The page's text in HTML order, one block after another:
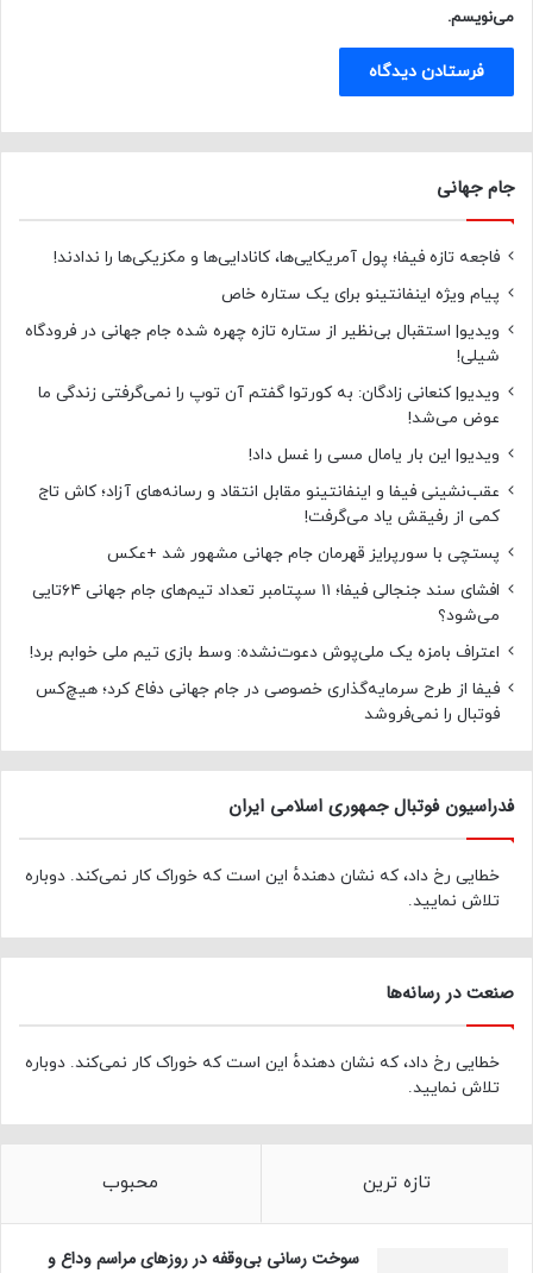
می‌نویسم.
جام جهانی
فاجعه تازه فیفا؛ پول آمریکایی‌ها، کانادایی‌ها و مکزیکی‌ها را ندادند!
پیام ویژه اینفانتینو برای یک ستاره خاص
ویدیو| استقبال بی‌نظیر از ستاره تازه چهره شده جام جهانی در فرودگاه
شیلی!
ویدیو| کنعانی زادگان: به کورتوا گفتم آن توپ را نمی‌گرفتی زندگی ما
عوض می‌شد!
ویدیو| این بار یامال مسی را غسل داد!
عقب‌نشینی فیفا و اینفانتینو مقابل انتقاد و رسانه‌های آزاد؛ کاش تاج
کمی از رفیقش یاد می‌گرفت!
پستچی با سورپرایز قهرمان جام جهانی مشهور شد +عکس
افشای سند جنجالی فیفا؛ ۱۱ سپتامبر تعداد تیم‌های جام جهانی ۶۴تایی
می‌شود؟
اعتراف بامزه یک ملی‌پوش دعوت‌نشده: وسط بازی تیم ملی خوابم برد!
فیفا از طرح سرمایه‌گذاری خصوصی در جام جهانی دفاع کرد؛ هیچ‌کس
فوتبال را نمی‌فروشد
فدراسیون فوتبال جمهوری اسلامی ایران
خطایی رخ داد، که نشان دهندهٔ این است که خوراک کار نمی‌کند. دوباره
تلاش نمایید.
صنعت در رسانه‌ها
خطایی رخ داد، که نشان دهندهٔ این است که خوراک کار نمی‌کند. دوباره
تلاش نمایید.
تازه ترین محبوب
سوخت رسانی بی‌وقفه در روز‌های مراسم وداع و